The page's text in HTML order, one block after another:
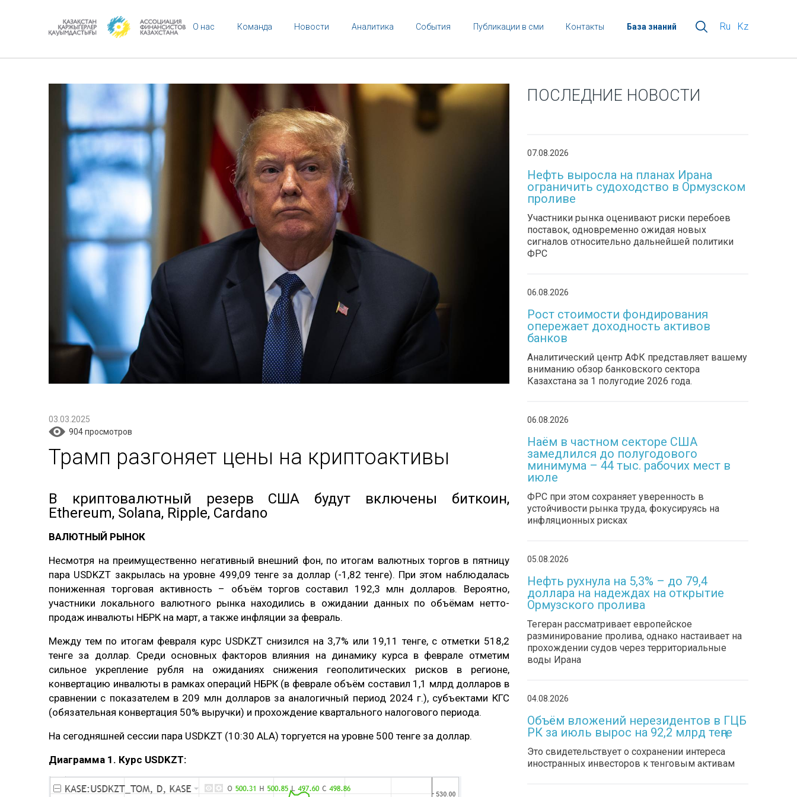
О нас Команда Новости Аналитика События Публикации в сми Контакты База знаний Ru Kz
03.03.2025
904 просмотров
Трамп разгоняет цены на криптоактивы
В криптовалютный резерв США будут включены биткоин,
Ethereum, Solana, Ripple, Cardano
ВАЛЮТНЫЙ РЫНОК
Несмотря на преимущественно негативный внешний фон, по итогам валютных торгов в пятницу
пара USDKZT закрылась на уровне 499,09 тенге за доллар (-1,82 тенге). При этом наблюдалась
пониженная торговая активность – объём торгов составил 192,3 млн долларов. Вероятно,
участники локального валютного рынка находились в ожидании данных по объёмам нетто-
продаж инвалюты НБРК на март, а также инфляции за февраль.
Между тем по итогам февраля курс USDKZT снизился на 3,7% или 19,11 тенге, с отметки 518,2
тенге за доллар. Среди основных факторов влияния на динамику курса в феврале отметим
сильное укрепление рубля на ожиданиях снижения геополитических рисков в регионе,
конвертацию инвалюты в рамках операций НБРК (в феврале объём составил 1,1 млрд долларов в
сравнении с показателем в 209 млн долларов за аналогичный период 2024 г.), субъектами КГС
(обязательная конвертация 50% выручки) и прохождение квартального налогового периода.
На сегодняшней сессии пара USDKZT (10:30 ALA) торгуется на уровне 500 тенге за доллар.
Диаграмма 1. Курс USDKZT:
ПОСЛЕДНИЕ НОВОСТИ
07.08.2026
Нефть выросла на планах Ирана
ограничить судоходство в Ормузском
проливе
Участники рынка оценивают риски перебоев
поставок, одновременно ожидая новых
сигналов относительно дальнейшей политики
ФРС
06.08.2026
Рост стоимости фондирования
опережает доходность активов
банков
Аналитический центр АФК представляет вашему
вниманию обзор банковского сектора
Казахстана за 1 полугодие 2026 года.
06.08.2026
Наём в частном секторе США
замедлился до полугодового
минимума – 44 тыс. рабочих мест в
июле
ФРС при этом сохраняет уверенность в
устойчивости рынка труда, фокусируясь на
инфляционных рисках
05.08.2026
Нефть рухнула на 5,3% – до 79,4
доллара на надеждах на открытие
Ормузского пролива
Тегеран рассматривает европейское
разминирование пролива, однако настаивает на
прохождении судов через территориальные
воды Ирана
04.08.2026
Объём вложений нерезидентов в ГЦБ
РК за июль вырос на 92,2 млрд теңге
Это свидетельствует о сохранении интереса
иностранных инвесторов к тенговым активам